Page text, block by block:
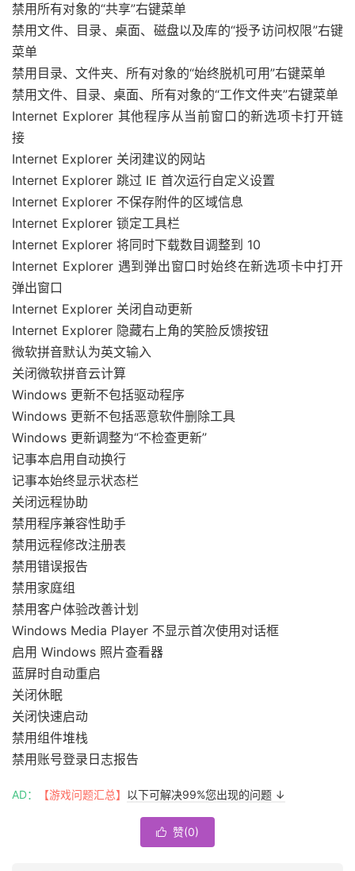
禁用所有对象的“共享”右键菜单
禁用文件、目录、桌面、磁盘以及库的“授予访问权限”右键
菜单
禁用目录、文件夹、所有对象的“始终脱机可用”右键菜单
禁用文件、目录、桌面、所有对象的“工作文件夹”右键菜单
Internet Explorer 其他程序从当前窗口的新选项卡打开链
接
Internet Explorer 关闭建议的网站
Internet Explorer 跳过 IE 首次运行自定义设置
Internet Explorer 不保存附件的区域信息
Internet Explorer 锁定工具栏
Internet Explorer 将同时下载数目调整到 10
Internet Explorer 遇到弹出窗口时始终在新选项卡中打开
弹出窗口
Internet Explorer 关闭自动更新
Internet Explorer 隐藏右上角的笑脸反馈按钮
微软拼音默认为英文输入
关闭微软拼音云计算
Windows 更新不包括驱动程序
Windows 更新不包括恶意软件删除工具
Windows 更新调整为“不检查更新”
记事本启用自动换行
记事本始终显示状态栏
关闭远程协助
禁用程序兼容性助手
禁用远程修改注册表
禁用错误报告
禁用家庭组
禁用客户体验改善计划
Windows Media Player 不显示首次使用对话框
启用 Windows 照片查看器
蓝屏时自动重启
关闭休眠
关闭快速启动
禁用组件堆栈
禁用账号登录日志报告
AD： 【游戏问题汇总】 以下可解决99%您出现的问题 ↓
 赞(0)